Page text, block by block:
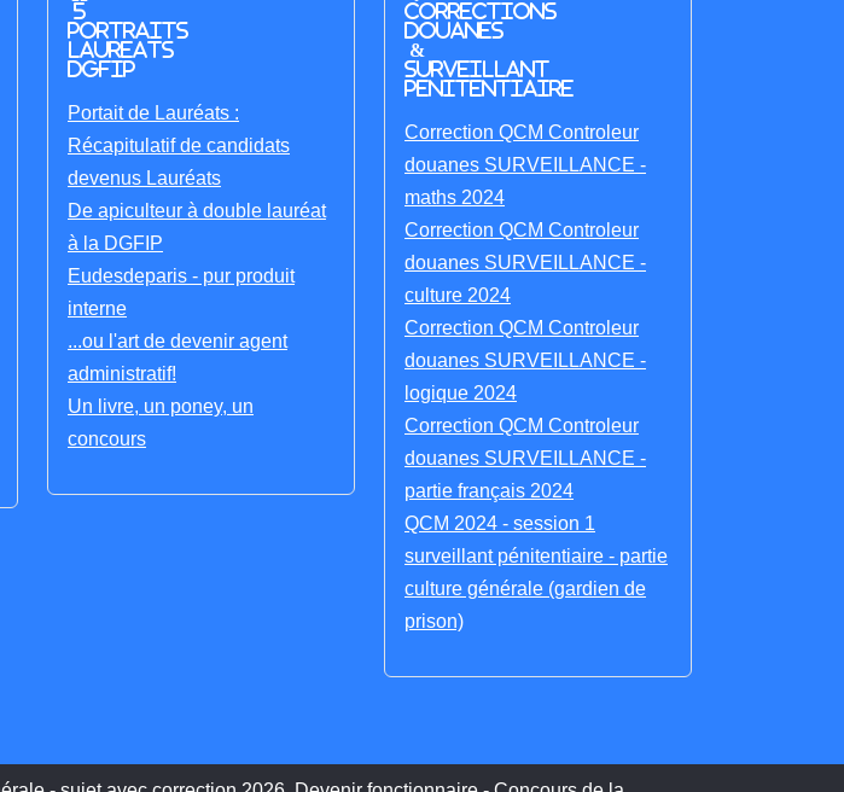
5
portraits
laureats
DGFIP
Portait de Lauréats :
Récapitulatif de candidats
devenus Lauréats
De apiculteur à double lauréat
à la DGFIP
Eudesdeparis - pur produit
interne
...ou l'art de devenir agent
administratif!
Un livre, un poney, un
concours
Corrections
Douanes
&
Surveillant
penitentiaire
Correction QCM Controleur
douanes SURVEILLANCE -
maths 2024
Correction QCM Controleur
douanes SURVEILLANCE -
culture 2024
Correction QCM Controleur
douanes SURVEILLANCE -
logique 2024
Correction QCM Controleur
douanes SURVEILLANCE -
partie français 2024
QCM 2024 - session 1
surveillant pénitentiaire - partie
culture générale (gardien de
prison)